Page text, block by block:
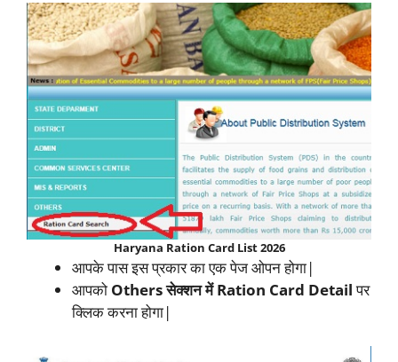
Haryana Ration Card List 2026
आपके पास इस प्रकार का एक पेज ओपन होगा|
आपको Others सेक्शन में Ration Card Detailपर
क्लिक करना होगा|